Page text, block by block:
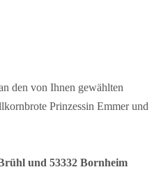
den von Ihnen gewählten
Prinzessin Emmer und
und 53332 Bornheim